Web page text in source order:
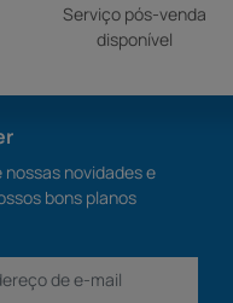
Serviço pós-venda
disponível
novidades e
bons planos